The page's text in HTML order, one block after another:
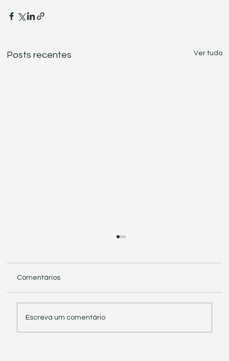
Posts recentes Ver tudo
Comentários
Escreva um comentário